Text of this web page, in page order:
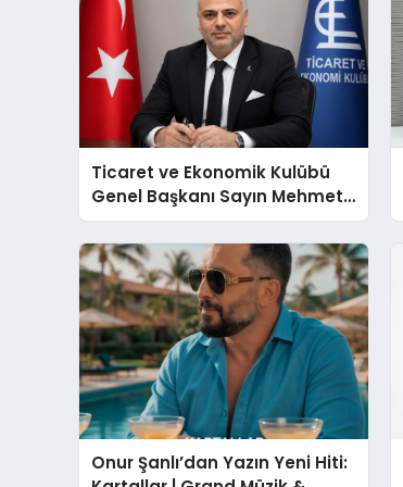
Ticaret ve Ekonomik Kulübü
Genel Başkanı Sayın Mehmet
Ulutaş, ekonomiye dair yaptığı
açıklamada şunları kaydetti:
Onur Şanlı’dan Yazın Yeni Hiti: